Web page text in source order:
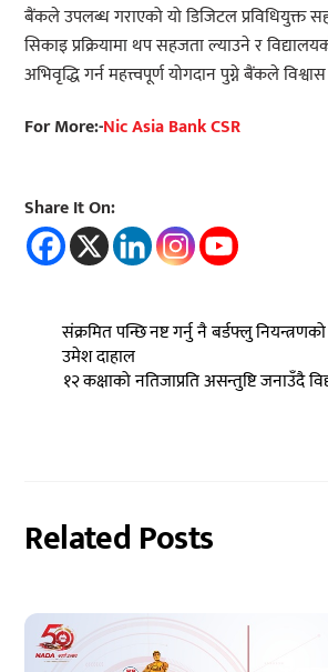
बैंकले उपलब्ध गराएको यो डिजिटल प्रविधियुक्त
सिकाइ प्रक्रियामा थप सहजता ल्याउने र
अभिवृद्धि गर्न महत्त्वपूर्ण योगदान पुग्ने बैंकले
For More:-Nic Asia Bank CSR
Share It On:
संक्रमित पन्छि नष्ट गर्नु नै बर्डफ्लु
उमेश दाहाल
१२ कक्षाको नतिजाप्रति असन्तुष्टि जनाउँदै
Related Posts